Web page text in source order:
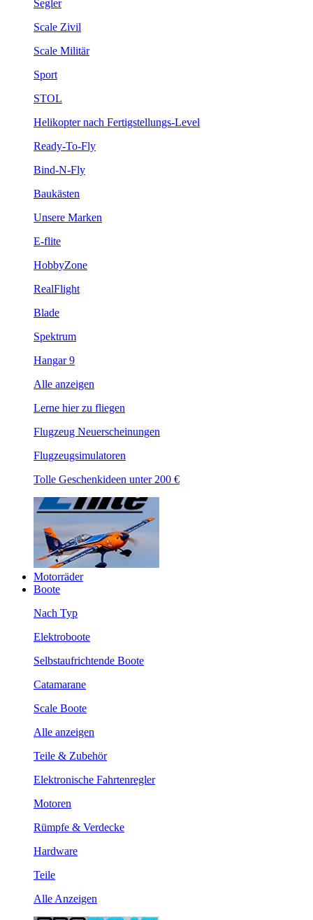
Segler
Scale Zivil
Scale Militär
Sport
STOL
Helikopter nach Fertigstellungs-Level
Ready-To-Fly
Bind-N-Fly
Baukästen
Unsere Marken
E-flite
HobbyZone
RealFlight
Blade
Spektrum
Hangar 9
Alle anzeigen
Lerne hier zu fliegen
Flugzeug Neuerscheinungen
Flugzeugsimulatoren
Tolle Geschenkideen unter 200 €
Motorräder
Boote
Nach Typ
Elektroboote
Selbstaufrichtende Boote
Catamarane
Scale Boote
Alle anzeigen
Teile & Zubehör
Elektronische Fahrtenregler
Motoren
Rümpfe & Verdecke
Hardware
Teile
Alle Anzeigen